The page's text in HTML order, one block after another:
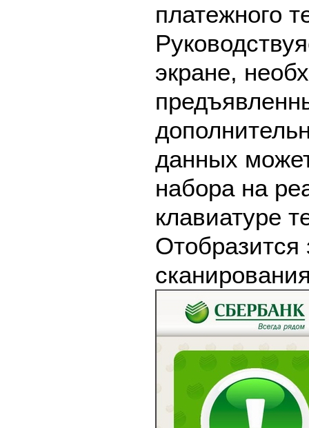
платежного
экране,
данных
набора на
клавиатуре
Отобразится